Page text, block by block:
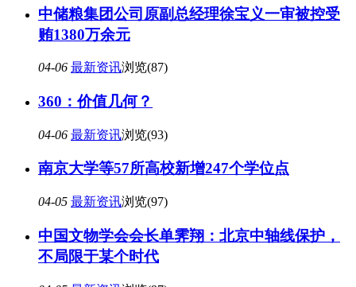
中储粮集团公司原副总经理徐宝义一审被控受
贿1380万余元
04-06 最新资讯浏览(87)
360：价值几何？
04-06 最新资讯浏览(93)
南京大学等57所高校新增247个学位点
04-05 最新资讯浏览(97)
中国文物学会会长单霁翔：北京中轴线保护，
不局限于某个时代